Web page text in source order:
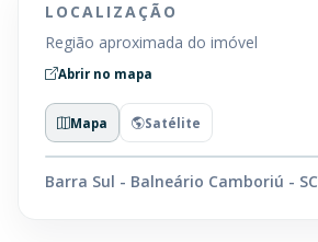
LOCALIZAÇÃO
Região aproximada do imóvel
Abrir no mapa
Mapa Satélite
Barra Sul - Balneário Camboriú - SC